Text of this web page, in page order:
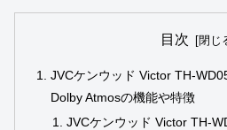
目次
JVCケンウッド Victor TH-
Dolby Atmosの機能や特徴
JVCケンウッド Victor